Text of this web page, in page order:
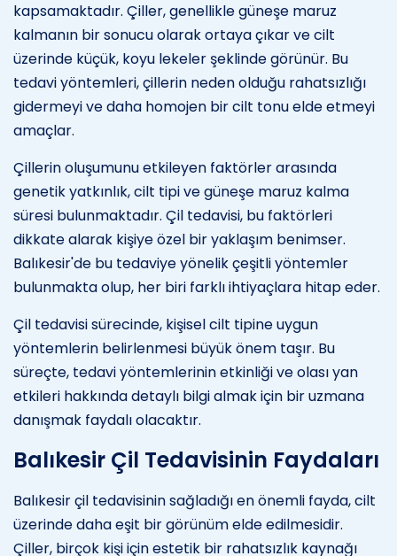
kapsamaktadır. Çiller, genellikle güneşe maruz
kalmanın bir sonucu olarak ortaya çıkar ve cilt
üzerinde küçük, koyu lekeler şeklinde görünür. Bu
tedavi yöntemleri, çillerin neden olduğu rahatsızlığı
gidermeyi ve daha homojen bir cilt tonu elde etmeyi
amaçlar.
Çillerin oluşumunu etkileyen faktörler arasında
genetik yatkınlık, cilt tipi ve güneşe maruz kalma
süresi bulunmaktadır. Çil tedavisi, bu faktörleri
dikkate alarak kişiye özel bir yaklaşım benimser.
Balıkesir'de bu tedaviye yönelik çeşitli yöntemler
bulunmakta olup, her biri farklı ihtiyaçlara hitap eder.
Çil tedavisi sürecinde, kişisel cilt tipine uygun
yöntemlerin belirlenmesi büyük önem taşır. Bu
süreçte, tedavi yöntemlerinin etkinliği ve olası yan
etkileri hakkında detaylı bilgi almak için bir uzmana
danışmak faydalı olacaktır.
Balıkesir Çil Tedavisinin Faydaları
Balıkesir çil tedavisinin sağladığı en önemli fayda, cilt
üzerinde daha eşit bir görünüm elde edilmesidir.
Çiller, birçok kişi için estetik bir rahatsızlık kaynağı